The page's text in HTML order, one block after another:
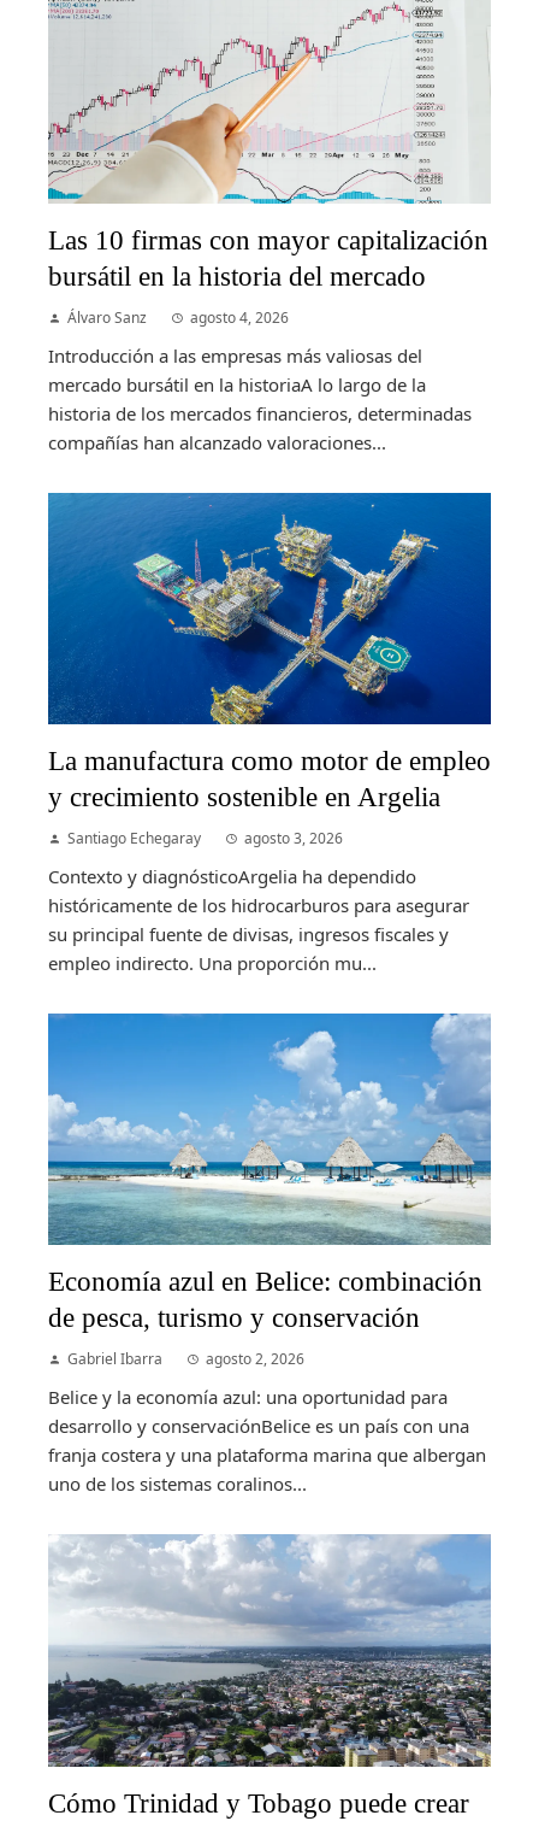
Las 10 firmas con mayor capitalización
bursátil en la historia del mercado
Álvaro Sanz agosto 4, 2026
Introducción a las empresas más valiosas del
mercado bursátil en la historiaA lo largo de la
historia de los mercados financieros, determinadas
compañías han alcanzado valoraciones...
La manufactura como motor de empleo
y crecimiento sostenible en Argelia
Santiago Echegaray agosto 3, 2026
Contexto y diagnósticoArgelia ha dependido
históricamente de los hidrocarburos para asegurar
su principal fuente de divisas, ingresos fiscales y
empleo indirecto. Una proporción mu...
Economía azul en Belice: combinación
de pesca, turismo y conservación
Gabriel Ibarra agosto 2, 2026
Belice y la economía azul: una oportunidad para
desarrollo y conservaciónBelice es un país con una
franja costera y una plataforma marina que albergan
uno de los sistemas coralinos...
Cómo Trinidad y Tobago puede crear